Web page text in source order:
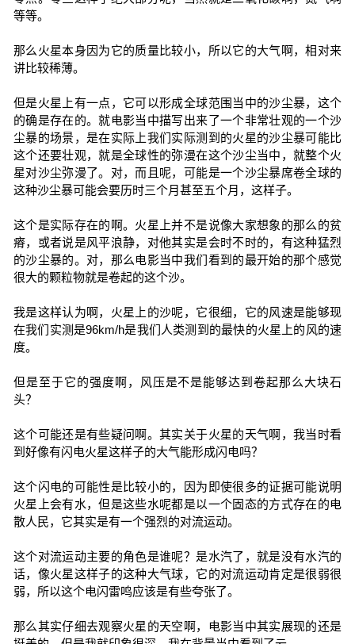
等等。
那么火星本身因为它的质量比较小，所以它的大气啊，相对来
讲比较稀薄。
但是火星上有一点，它可以形成全球范围当中的沙尘暴，这个
的确是存在的。就电影当中描写出来了一个非常壮观的一个沙
尘暴的场景，是在实际上我们实际测到的火星的沙尘暴可能比
这个还要壮观，就是全球性的弥漫在这个沙尘当中，就整个火
星对沙尘弥漫了。对，而且呢，可能是一个沙尘暴席卷全球的
这种沙尘暴可能会要历时三个月甚至五个月，这样子。
这个是实际存在的啊。火星上并不是说像大家想象的那么的贫
瘠，或者说是风平浪静，对他其实是会时不时的，有这种猛烈
的沙尘暴的。对，那么电影当中我们看到的最开始的那个感觉
很大的颗粒物就是卷起的这个沙。
我是这样认为啊，火星上的沙呢，它很细，它的风速是能够现
在我们实测是96km/h是我们人类测到的最快的火星上的风的速
度。
但是至于它的强度啊，风压是不是能够达到卷起那么大块石
头？
这个可能还是有些疑问啊。其实关于火星的天气啊，我当时看
到好像有闪电火星这样子的大气能形成闪电吗？
这个闪电的可能性是比较小的，因为即使很多的证据可能说明
火星上会有水，但是这些水呢都是以一个固态的方式存在的电
散人民，它其实是有一个强烈的对流运动。
这个对流运动主要的角色是谁呢？是水汽了，就是没有水汽的
话，像火星这样子的这种大气球，它的对流运动肯定是很弱很
弱，所以这个电闪雷鸣应该是有些夸张了。
那么其实仔细去观察火星的天空啊，电影当中其实展现的还是